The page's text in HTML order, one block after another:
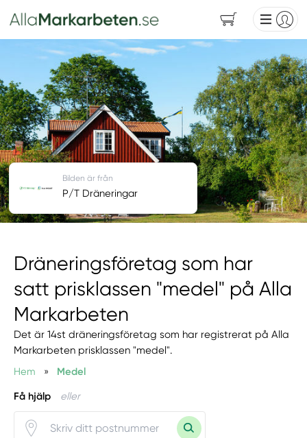
Dräneringsföretag som har
satt prisklassen "medel" på Alla
Markarbeten
Det är 14st dräneringsföretag som har registrerat på Alla
Markarbeten prisklassen "medel".
Hem
» Medel
Få hjälp eller
Bilden är från
P/T Dräneringar